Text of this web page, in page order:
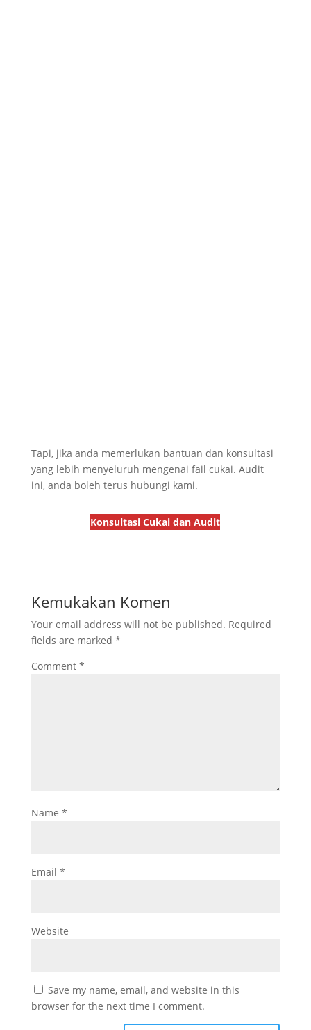
Tapi, jika anda memerlukan bantuan dan konsultasi
yang lebih menyeluruh mengenai fail cukai. Audit
ini, anda boleh terus hubungi kami.
Konsultasi Cukai dan Audit
Kemukakan Komen
Your email address will not be published. Required
fields are marked *
Comment *
Name *
Email *
Website
Save my name, email, and website in this
browser for the next time I comment.